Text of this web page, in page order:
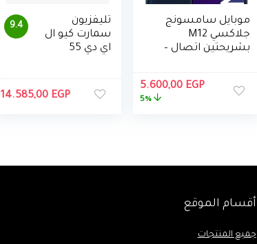
موبايل سامسونج
جلاكسي M12
بشريحتين اتصال –
جيجابايت
السعر5.600,00 EGP
الحالي
5%
9.4
تليفزيون
سمارت كيو ال
اي دي 55
بريسيفر مدمج
14.585,00 EGP
أقسام الموقع
جميع المنتجات